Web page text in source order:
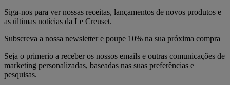
Siga-nos para ver nossas receitas, lançamentos de novos produtos e
as últimas notícias da Le Creuset.
Subscreva a nossa newsletter e poupe 10% na sua próxima compra
Seja o primerio a receber os nossos emails e outras comunicações de
marketing personalizadas, baseadas nas suas preferências e
pesquisas.